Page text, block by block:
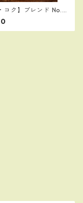
コク】ブレンド No.1
：人気No1のスマ
ガーと高品質なエチ
ヨを贅沢に使用